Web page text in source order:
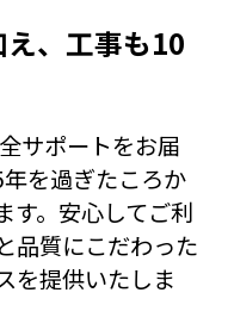
、⼯事も10
サポートをお届
を過ぎたころか
す。安⼼してご利
品質にこだわった
を提供いたしま